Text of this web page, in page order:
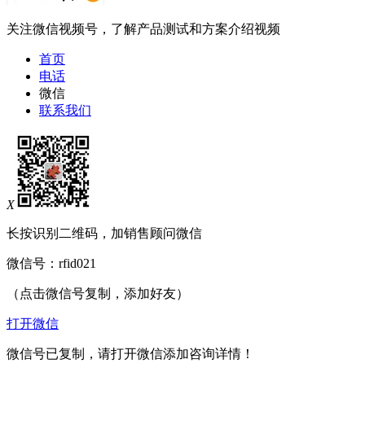
关注微信视频号，了解产品测试和方案介绍视频
首页
电话
微信
联系我们
X
长按识别二维码，加销售顾问微信
微信号： rfid021
（点击微信号复制，添加好友）
打开微信
微信号已复制，请打开微信添加咨询详情！